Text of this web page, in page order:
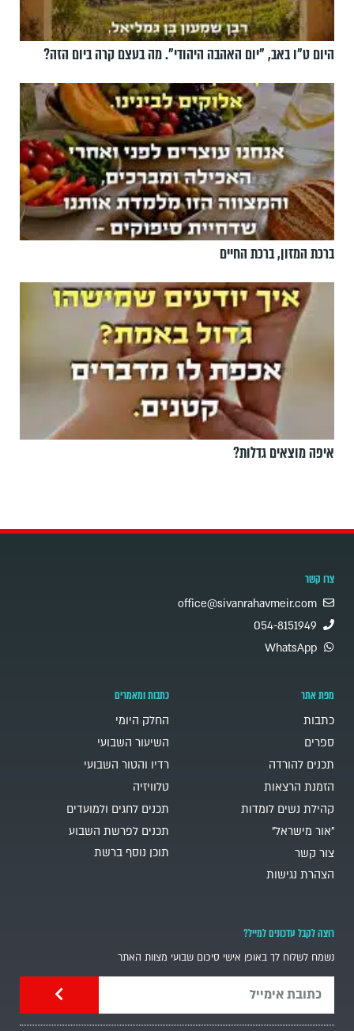
היום ט"ו באב, ”יום האהבה היהודי". מה בעצם קרה ביום הזה?
ברכת המזון, ברכת החיים
איפה מוצאים גדלות?
צרו קשר
office@sivanrahavmeir.com
054-8151949
WhatsApp
מפת אתר
כתבות
ספרים
תכנים להורדה
הזמנת הרצאות
קהילת נשים לומדות
"אור מישראל"
צור קשר
הצהרת נגישות
כתבות ומאמרים
החלק היומי
השיעור השבועי
רדיו והטור השבועי
טלוויזיה
תכנים לחגים ולמועדים
תכנים לפרשת השבוע
תוכן נוסף ברשת
רוצה לקבל עדכונים למייל?
נשמח לשלוח לך באופן אישי סיכום שבועי מצוות האתר